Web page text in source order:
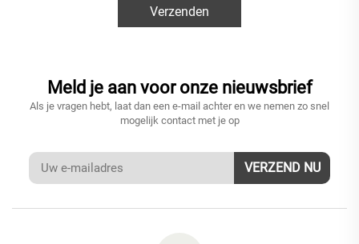
Verzenden
Meld je aan voor onze nieuwsbrief
Als je vragen hebt, laat dan een e-mail achter en we nemen zo snel
mogelijk contact met je op
VERZEND NU